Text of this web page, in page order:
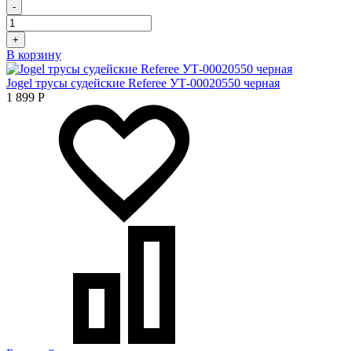
-
+
В корзину
Jogel трусы судейские Referee УТ-00020550 черная
1 899 Р